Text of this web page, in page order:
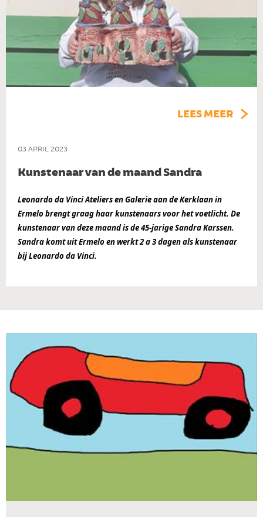
03 APRIL 2023
Kunstenaar van de maand Sandra
Leonardo da Vinci Ateliers en Galerie aan de Kerklaan in
Ermelo brengt graag haar kunstenaars voor het voetlicht. De
kunstenaar van deze maand is de 45-jarige Sandra Karssen.
Sandra komt uit Ermelo en werkt 2 a 3 dagen als kunstenaar
bij Leonardo da Vinci.
LEES MEER